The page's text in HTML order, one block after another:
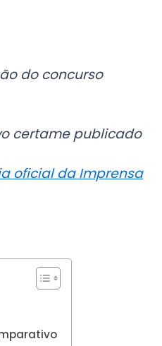
do concurso
certame publicado
oficial da Imprensa